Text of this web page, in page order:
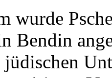
wurde
Bendin